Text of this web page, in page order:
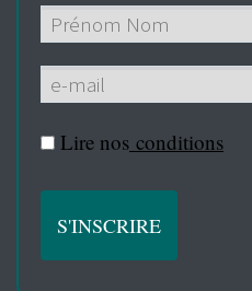
Lire nos conditions